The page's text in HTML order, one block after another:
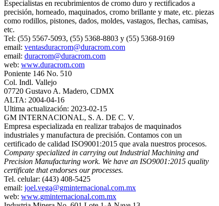
Especialistas en recubrimientos de cromo duro y rectificados a
precisión, horneado, maquinados, cromo brillante y mate, etc. piezas
como rodillos, pistones, dados, moldes, vastagos, flechas, camisas,
etc.
Tel: (55) 5567-5093, (55) 5368-8803 y (55) 5368-9169
email: ventasduracrom@duracrom.com
email: duracrom@duracrom.com
web: www.duracrom.com
Poniente 146 No. 510
Col. Indl. Vallejo
07720 Gustavo A. Madero, CDMX
ALTA: 2004-04-16
Ultima actualización: 2023-02-15
GM INTERNACIONAL, S. A. DE C. V.
Empresa especializada en realizar trabajos de maquinados
industriales y manufactura de precisión. Contamos con un
certificado de calidad ISO9001:2015 que avala nuestros procesos.
Company specialized in carrying out Industrial Machining and
Precision Manufacturing work. We have an ISO9001:2015 quality
certificate that endorses our processes.
Tel. celular: (443) 408-5425
email: joel.vega@gminternacional.com.mx
web: www.gminternacional.com.mx